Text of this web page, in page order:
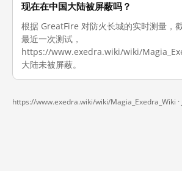
现在在中国大陆被屏蔽吗？
根据 GreatFire 对防火长城的实时测量，
最近一次测试，
https://www.exedra.wiki/wiki/
大陆未被屏蔽。
https://www.exedra.wiki/wiki/Magia_Exedra_Wiki ·